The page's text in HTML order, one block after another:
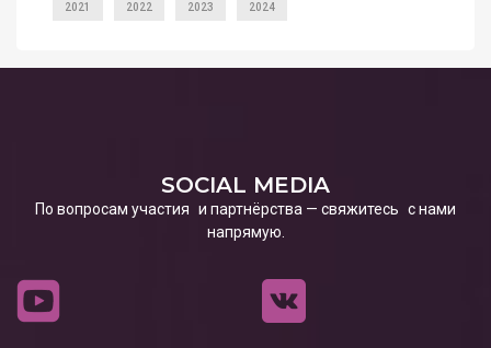
2021 2022 2023 2024
SOCIAL MEDIA
По вопросам участия и партнёрства — свяжитесь с нами
напрямую.